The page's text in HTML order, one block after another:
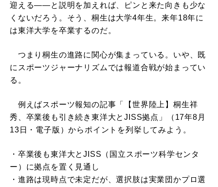
迎える――と説明を加えれば、ピンと来た向きも少な
くないだろう。そう、桐生は大学4年生。来年18年に
は東洋大学を卒業するのだ。
つまり桐生の進路に関心が集まっている。いや、既
にスポーツジャーナリズムでは報道合戦が始まってい
る。
例えばスポーツ報知の記事「【世界陸上】桐生祥
秀、卒業後も引き続き東洋大とJISS拠点」（17年8月
13日・電子版）からポイントを列挙してみよう。
・卒業後も東洋大とJISS（国立スポーツ科学センタ
ー）に拠点を置く見通し
・進路は現時点で未定だが、選択肢は実業団かプロ選